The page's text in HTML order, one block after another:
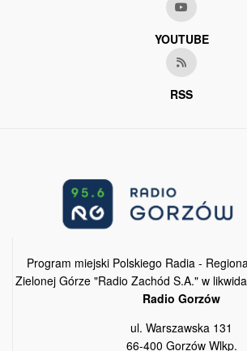
YOUTUBE
RSS
Program miejski Polskiego Radia -
Zielonej Górze "Radio Zachód S.A." w
Radio Gorzów
ul. Warszawska 131
66-400 Gorzów Wlkp.